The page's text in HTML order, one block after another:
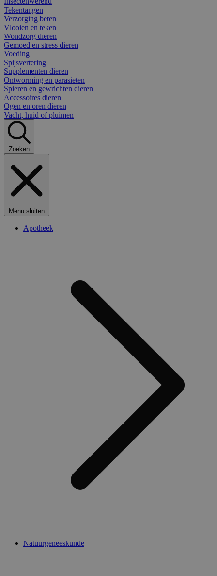
Tekentangen
Verzorging beten
Vlooien en teken
Wondzorg dieren
Gemoed en stress dieren
Voeding
Spijsvertering
Supplementen dieren
Ontworming en parasieten
Spieren en gewrichten dieren
Accessoires dieren
Ogen en oren dieren
Vacht, huid of pluimen
Zoeken
Menu sluiten
Apotheek
Natuurgeneeskunde